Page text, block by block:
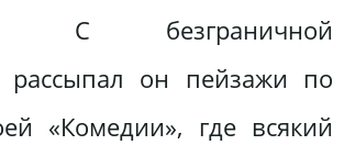
С безграничной
рассыпал он пейзажи по
«Комедии», где всякий